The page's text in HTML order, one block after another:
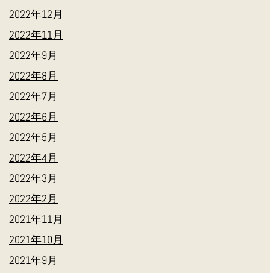
2022年12月
2022年11月
2022年9月
2022年8月
2022年7月
2022年6月
2022年5月
2022年4月
2022年3月
2022年2月
2021年11月
2021年10月
2021年9月